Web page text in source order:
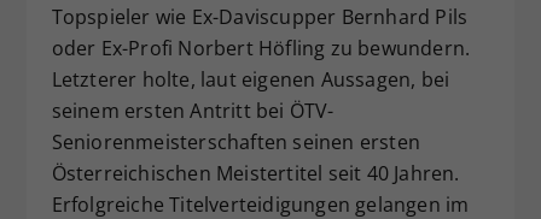
Topspieler wie Ex-Daviscupper Bernhard Pils
oder Ex-Profi Norbert Höfling zu bewundern.
Letzterer holte, laut eigenen Aussagen, bei
seinem ersten Antritt bei ÖTV-
Seniorenmeisterschaften seinen ersten
Österreichischen Meistertitel seit 40 Jahren.
Erfolgreiche Titelverteidigungen gelangen im